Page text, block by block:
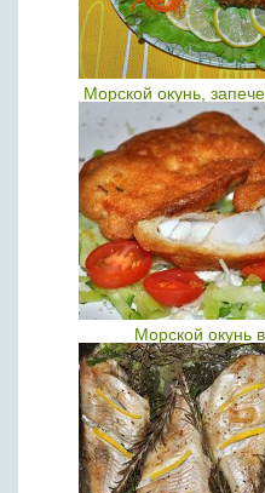
Морской окунь,
Морской окунь